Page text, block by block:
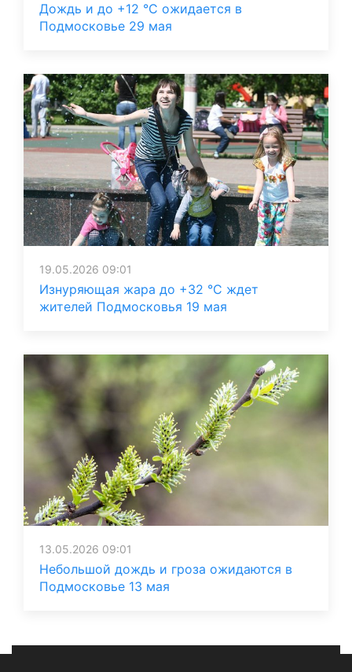
Дождь и до +12 °C ожидается в
Подмосковье 29 мая
19.05.2026 09:01
Изнуряющая жара до +32 °C ждет
жителей Подмосковья 19 мая
13.05.2026 09:01
Небольшой дождь и гроза ожидаются в
Подмосковье 13 мая